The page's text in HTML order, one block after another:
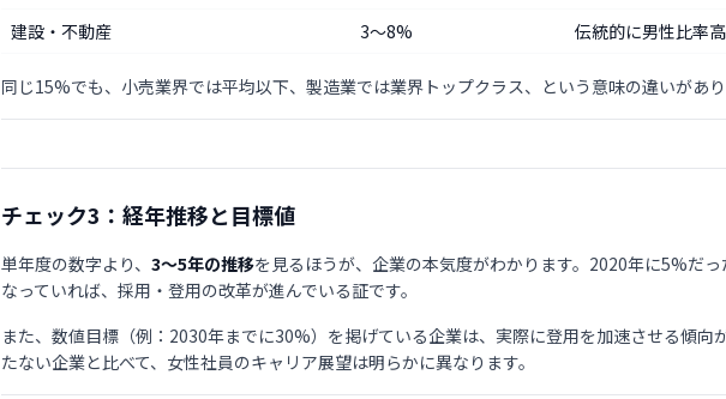
建設・不動産
3〜8% 伝統的に男性比率高
同じ15%でも、小売業界では平均以下、製造業では業界トップクラス、という意味の違いがあり
チェック3：経年推移と目標値
単年度の数字より、 3〜5年の推移を見るほうが、企業の本気度がわかります。2020年に5%だ
なっていれば、採用・登用の改革が進んでいる証です。
また、数値目標（例：2030年までに30%）を掲げている企業は、実際に登用を加速させる傾向
たない企業と比べて、女性社員のキャリア展望は明らかに異なります。